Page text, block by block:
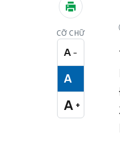
CỠ CHỮ
A −
Cỡ chữ nhỏ
A
Cỡ chữ
A +
Cỡ chữ